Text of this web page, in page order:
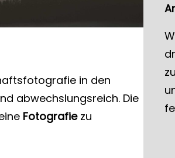
in den
abwechslungsreich. Die
Fotografiezu